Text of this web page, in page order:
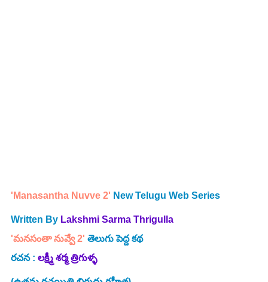
'Manasantha Nuvve 2' New Telugu Web Series
Written By Lakshmi Sarma Thrigulla
'మనసంతా నువ్వే 2' తెలుగు పెద్ద కథ
రచన : లక్ష్మీ శర్మ త్రిగుళ్ళ